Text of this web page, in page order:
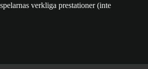
verkliga prestationer (inte